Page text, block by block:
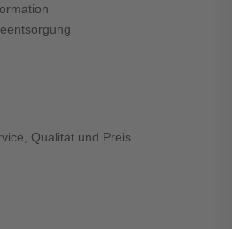
Qualität und Preis